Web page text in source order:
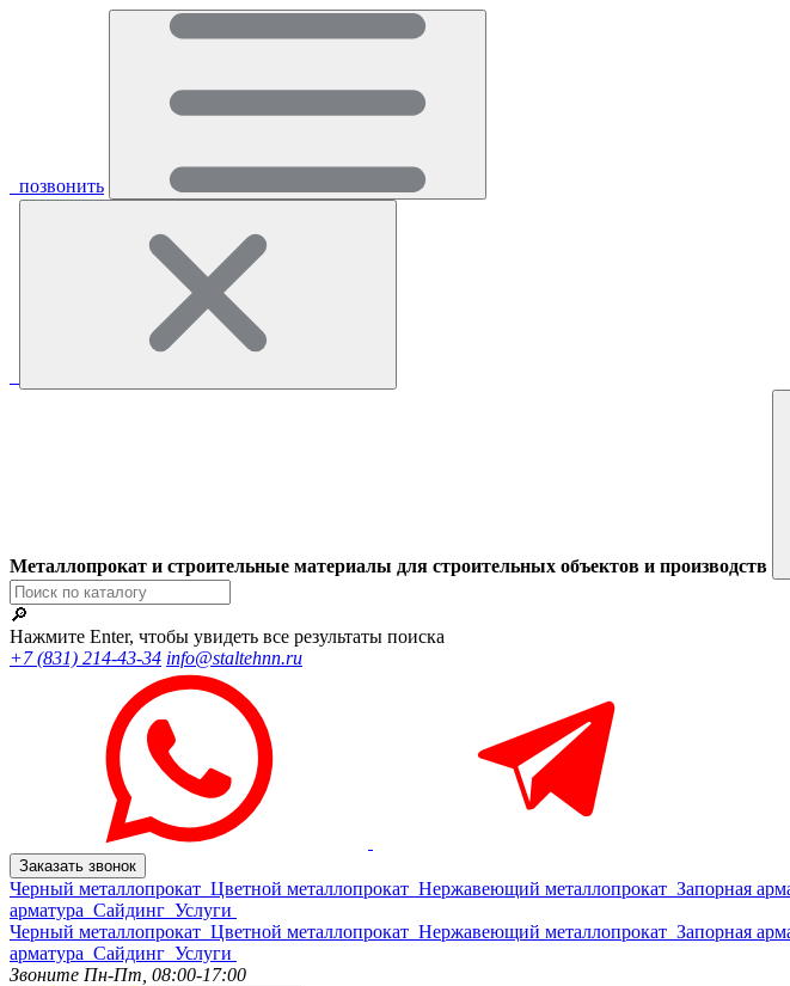
позвонить
Металлопрокат и строительные материалы для строительных объектов и производств
🔎
Нажмите Enter, чтобы увидеть все результаты поиска
+7 (831) 214-43-34 info@staltehnn.ru
Заказать звонок
Черный металлопрокат Цветной металлопрокат Нержавеющий металлопрокат Запорная
арматура Сайдинг Услуги
Черный металлопрокат Цветной металлопрокат Нержавеющий металлопрокат Запорная
арматура Сайдинг Услуги
Звоните Пн-Пт, 08:00-17:00